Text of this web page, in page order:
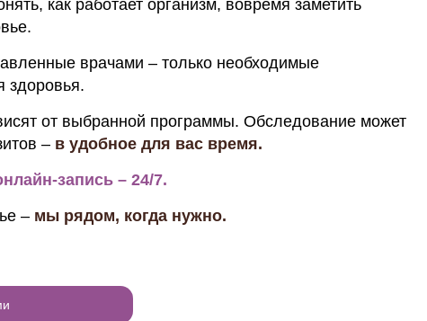
как работает организм, вовремя заметить
врачами – только необходимые
здоровья.
от выбранной программы. Обследование может
– в удобное для вас время.
запись – 24/7.
– мы рядом, когда нужно.